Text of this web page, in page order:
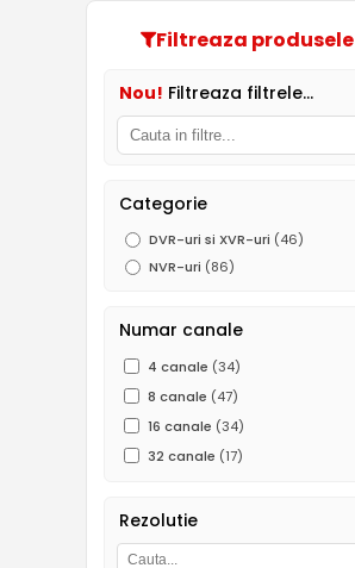
Filtreaza produsele
Nou! Filtreaza filtrele...
Categorie
DVR-uri si XVR-uri (46)
NVR-uri (86)
Numar canale
4 canale (34)
8 canale (47)
16 canale (34)
32 canale (17)
Rezolutie